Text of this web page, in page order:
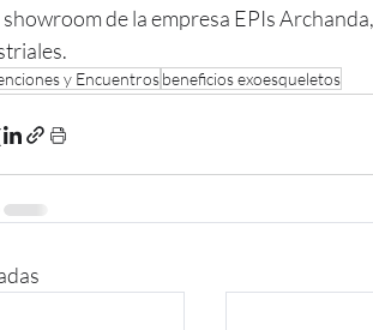
showroom de la empresa EPIs
y Encuentrosbeneficios exoesqueletos